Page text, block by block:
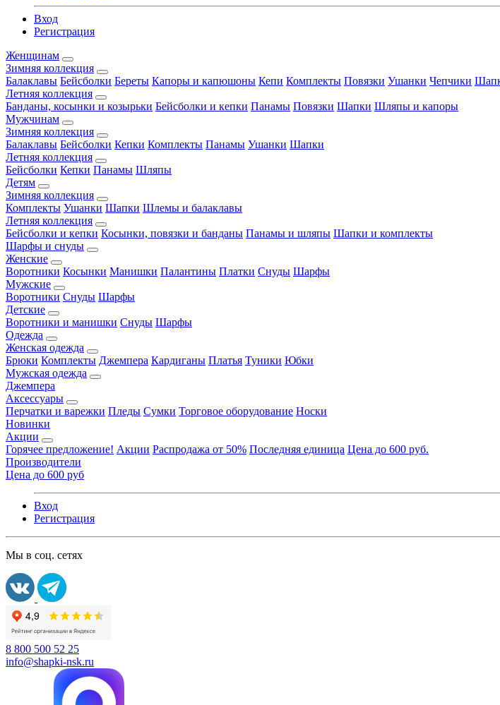
Вход
Регистрация
Женщинам
Зимняя коллекция
Балаклавы Бейсболки Береты Капоры и капюшоны Кепи Комплекты Повязки Ушанки Чепчики
Летняя коллекция
Банданы, косынки и козырьки Бейсболки и кепки Панамы Повязки Шапки Шляпы и капоры
Мужчинам
Зимняя коллекция
Балаклавы Бейсболки Кепки Комплекты Панамы Ушанки Шапки
Летняя коллекция
Бейсболки Кепки Панамы Шляпы
Детям
Зимняя коллекция
Комплекты Ушанки Шапки Шлемы и балаклавы
Летняя коллекция
Бейсболки и кепки Косынки, повязки и банданы Панамы и шляпы Шапки и комплекты
Шарфы и снуды
Женские
Воротники Косынки Манишки Палантины Платки Снуды Шарфы
Мужские
Воротники Снуды Шарфы
Детские
Воротники и манишки Снуды Шарфы
Одежда
Женская одежда
Брюки Комплекты Джемпера Кардиганы Платья Туники Юбки
Мужская одежда
Джемпера
Аксессуары
Перчатки и варежки Пледы Сумки Торговое оборудование Носки
Новинки
Акции
Горячее предложение! Акции Распродажа от 50% Последняя единица Цена до 600 руб.
Производители
Цена до 600 руб
Вход
Регистрация
Мы в соц. сетях
8 800 500 52 25
info@shapki-nsk.ru